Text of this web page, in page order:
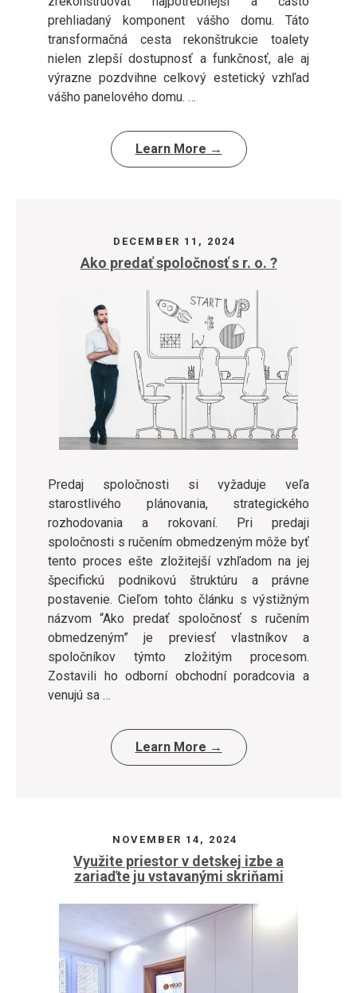
prehliadaný komponent vášho domu. Táto
transformačná cesta rekonštrukcie toalety
nielen zlepší dostupnosť a funkčnosť, ale aj
výrazne pozdvihne celkový estetický vzhľad
vášho panelového domu. …
Learn More →
DECEMBER 11, 2024
Ako predať spoločnosť s r. o. ?
Predaj spoločnosti si vyžaduje veľa
starostlivého plánovania, strategického
rozhodovania a rokovaní. Pri predaji
spoločnosti s ručením obmedzeným môže byť
tento proces ešte zložitejší vzhľadom na jej
špecifickú podnikovú štruktúru a právne
postavenie. Cieľom tohto článku s výstižným
názvom “Ako predať spoločnosť s ručením
obmedzeným” je previesť vlastníkov a
spoločníkov týmto zložitým procesom.
Zostavili ho odborní obchodní poradcovia a
venujú sa …
Learn More →
NOVEMBER 14, 2024
Využite priestor v detskej izbe a
zariaďte ju vstavanými skriňami